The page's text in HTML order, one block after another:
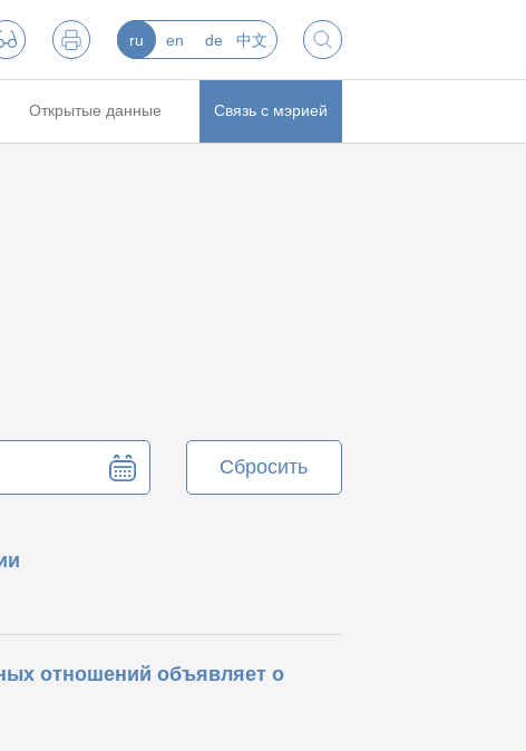
ru en de 中文
Открытые данные Связь с мэрией
Сбросить
отношений объявляет о